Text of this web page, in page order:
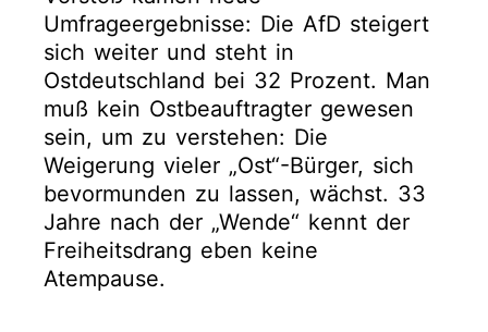
Umfrageergebnisse: Die AfD steigert
sich weiter und steht in
Ostdeutschland bei 32 Prozent. Man
muß kein Ostbeauftragter gewesen
sein, um zu verstehen: Die
Weigerung vieler „Ost“-Bürger, sich
bevormunden zu lassen, wächst. 33
Jahre nach der „Wende“ kennt der
Freiheitsdrang eben keine
Atempause.